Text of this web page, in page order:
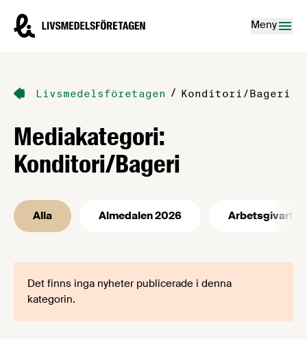
Livsmedelsföretagen – till startsidan
Meny
Livsmedelsföretagen / Konditori/Bageri
Mediakategori:
Konditori/Bageri
Alla Almedalen 2026
Det finns inga nyheter publicerade i denna
kategorin.